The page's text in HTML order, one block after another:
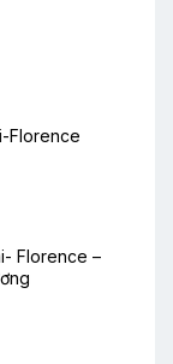
Florence
Florence –